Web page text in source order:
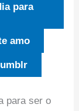
para
amo
para ser o